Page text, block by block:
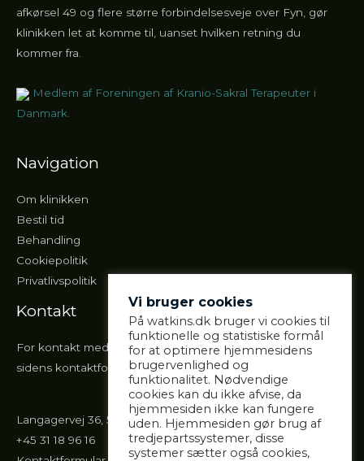
afkørsel 49 og flere større forbindelsesveje over Fyn, gør
klinikken let at komme til, uanset hvilken retning du
kommer fra.
Medlem af Foreningen af Kranio-Sakral Terapeuter i
Danmark.
Navigation
Om klinikken
Bestil tid
Behandling
Cookiepolitik
Privatlivspolitik
Kontakt
For kontakt med klinikken, anbefales det, at du bruger
sidens kontaktformular eller ringer til mig.
Langagervej 36, 5220 Odense SØ
+45 31 18 96 16
Vi bruger cookies
På watkins.dk bruger vi cookies til
funktionelle og statistiske formål
for at optimere hjemmesidens
brugervenlighed og
funktionalitet. Nødvendige
cookies kan du ikke afvise, da
hjemmesiden ikke kan fungere
uden. Hjemmesiden gør brug af
tredjepartssystemer, disse
systemer sætter også cookies,